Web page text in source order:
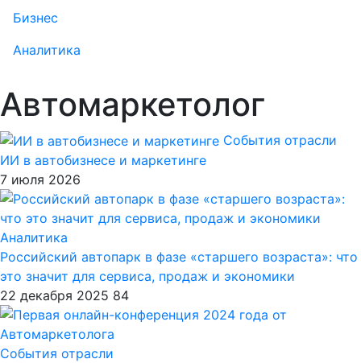
Бизнес
Аналитика
Автомаркетолог
События отрасли
ИИ в автобизнесе и маркетинге
7 июля 2026
Аналитика
Российский автопарк в фазе «старшего возраста»: что
это значит для сервиса, продаж и экономики
22 декабря 2025 84
События отрасли